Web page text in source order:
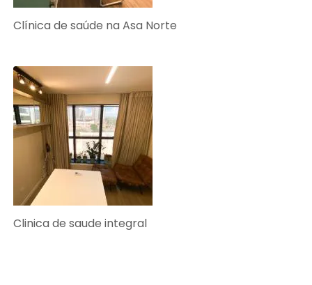
Clínica de saúde na Asa Norte
Clinica de saude integral